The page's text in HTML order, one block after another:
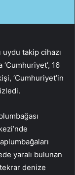
uydu takip cihazı
16
‘Cumhuriyet’in
yaralı bulunan
denize